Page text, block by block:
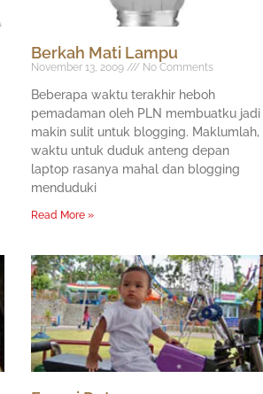
Berkah Mati Lampu
November 13, 2009 No Comments
Beberapa waktu terakhir heboh
pemadaman oleh PLN membuatku jadi
makin sulit untuk blogging. Maklumlah,
waktu untuk duduk anteng depan
laptop rasanya mahal dan blogging
menduduki
Read More »